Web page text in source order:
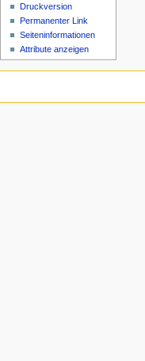
Druckversion
Permanenter Link
Seiten­informationen
Attribute anzeigen